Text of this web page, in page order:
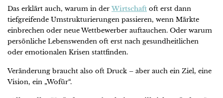
Das erklärt auch, warum in derWirtschaft oft erst dann
tiefgreifende Umstrukturierungen passieren, wenn Märkte
einbrechen oder neue Wettbewerber auftauchen. Oder warum
persönliche Lebenswenden oft erst nach gesundheitlichen
oder emotionalen Krisen stattfinden.
Veränderung braucht also oft Druck – aber auch ein Ziel, eine
Vision, ein „Wofür“.